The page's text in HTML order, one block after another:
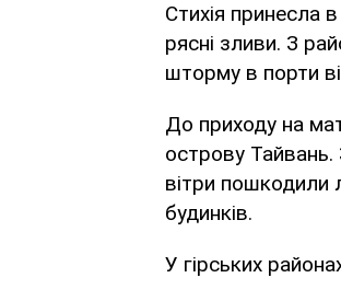
Стихія принесла
рясні зливи. З
шторму в порти
До приходу на
острову Тайвань.
вітри пошкодили
будинків.
У гірських